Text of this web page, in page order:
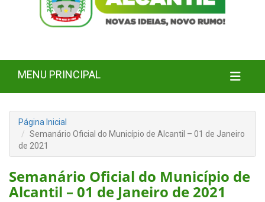
MENU PRINCIPAL
Página Inicial
Semanário Oficial do Município de Alcantil – 01 de Janeiro
de 2021
Semanário Oficial do Município de
Alcantil – 01 de Janeiro de 2021